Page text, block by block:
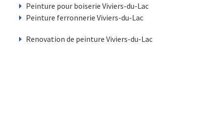
Peinture pour boiserie Viviers-du-Lac
Peinture ferronnerie Viviers-du-Lac
Renovation de peinture Viviers-du-Lac